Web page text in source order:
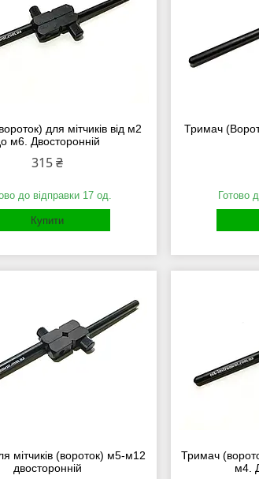
для мітчиків від м2
м6. Двосторонній
315 ₴
до відправки 17 од.
Купити
Тримач
Готово
мітчиків (вороток) м5-м12
двосторонній
Тримач
м4.